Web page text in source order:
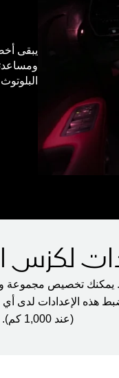
يبقى
لكزس
تخصيص مجموعة
هذه الإعدادات لدى
(عند 1,000 كم)
.